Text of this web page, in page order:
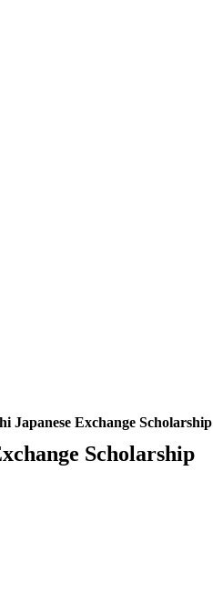
Exchange Scholarship
Scholarship